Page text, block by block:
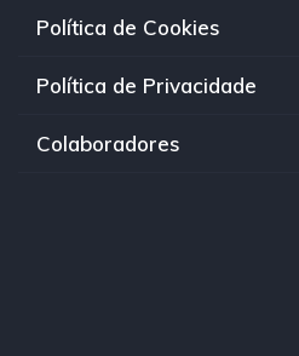
Política de Cookies
Política de Privacidade
Colaboradores